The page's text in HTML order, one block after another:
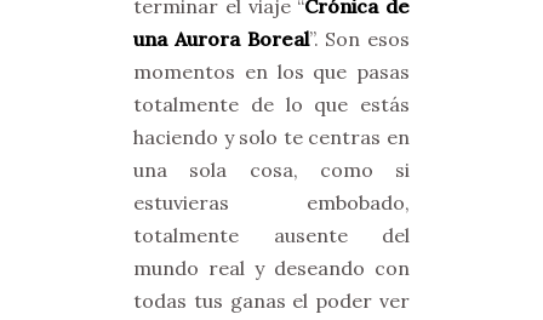
terminar el viaje “Crónica de
una Aurora Boreal”. Son esos
momentos en los que pasas
totalmente de lo que estás
haciendo y solo te centras en
una sola cosa, como si
estuvieras embobado,
totalmente ausente del
mundo real y deseando con
todas tus ganas el poder ver